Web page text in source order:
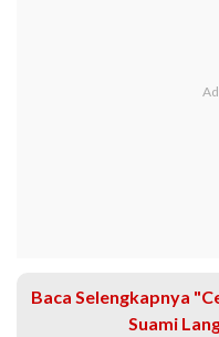
Baca Selengkapnya
Suami